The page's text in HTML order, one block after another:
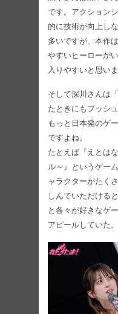
です。アクション
的に技術が向上し
多いですが、本作
やすいヒーローが
入りやすいと思い
そして深川さんは
たときにもプッシ
もっと日本発のゲ
ですよね。
たとえば『えとは
ル～』というゲー
ャラクターがたく
しんでいただける
と各々が好きなゲ
アピールしていた。